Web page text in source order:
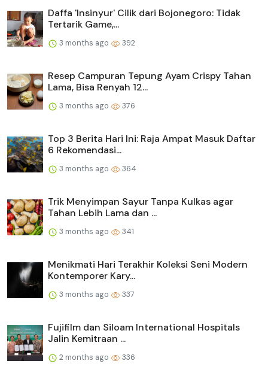
Daffa 'Insinyur' Cilik dari Bojonegoro: Tidak
Tertarik Game,...
3 months ago 392
Resep Campuran Tepung Ayam Crispy Tahan
Lama, Bisa Renyah 12...
3 months ago 376
Top 3 Berita Hari Ini: Raja Ampat Masuk Daftar
6 Rekomendasi...
3 months ago 364
Trik Menyimpan Sayur Tanpa Kulkas agar
Tahan Lebih Lama dan ...
3 months ago 341
Menikmati Hari Terakhir Koleksi Seni Modern
Kontemporer Kary...
3 months ago 337
Fujifilm dan Siloam International Hospitals
Jalin Kemitraan ...
2 months ago 336